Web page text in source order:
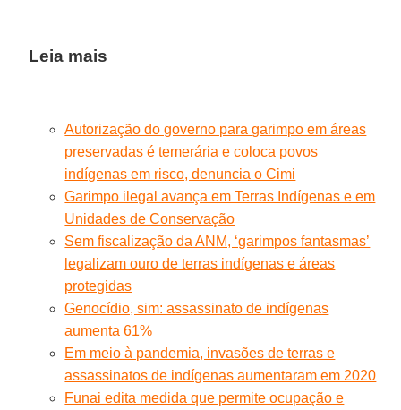
Leia mais
Autorização do governo para garimpo em áreas
preservadas é temerária e coloca povos
indígenas em risco, denuncia o Cimi
Garimpo ilegal avança em Terras Indígenas e em
Unidades de Conservação
Sem fiscalização da ANM, ‘garimpos fantasmas’
legalizam ouro de terras indígenas e áreas
protegidas
Genocídio, sim: assassinato de indígenas
aumenta 61%
Em meio à pandemia, invasões de terras e
assassinatos de indígenas aumentaram em 2020
Funai edita medida que permite ocupação e